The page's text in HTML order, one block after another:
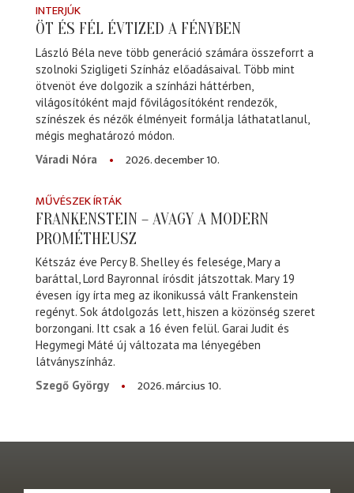
INTERJÚK
ÖT ÉS FÉL ÉVTIZED A FÉNYBEN
László Béla neve több generáció számára összeforrt a
szolnoki Szigligeti Színház előadásaival. Több mint
ötvenöt éve dolgozik a színházi háttérben,
világosítóként majd fővilágosítóként rendezők,
színészek és nézők élményeit formálja láthatatlanul,
mégis meghatározó módon.
Váradi Nóra
2026. december 10.
MŰVÉSZEK ÍRTÁK
FRANKENSTEIN – AVAGY A MODERN
PROMÉTHEUSZ
Kétszáz éve Percy B. Shelley és felesége, Mary a
baráttal, Lord Bayronnal írósdit játszottak. Mary 19
évesen így írta meg az ikonikussá vált Frankenstein
regényt. Sok átdolgozás lett, hiszen a közönség szeret
borzongani. Itt csak a 16 éven felül. Garai Judit és
Hegymegi Máté új változata ma lényegében
látványszínház.
Szegő György
2026. március 10.